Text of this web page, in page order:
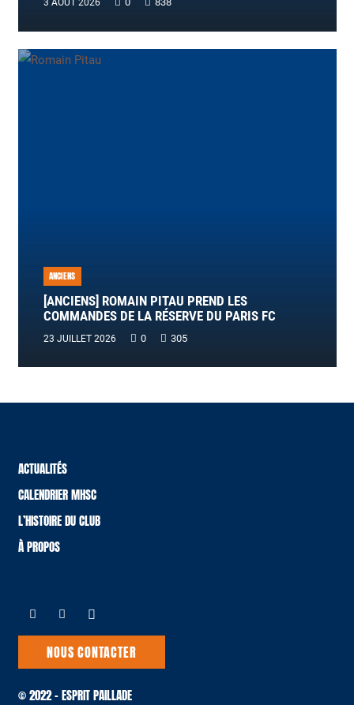
3 AOÛT 2026
ANCIENS
[ANCIENS] ROMAIN PITAU PREND LES
COMMANDES DE LA RÉSERVE DU PARIS FC
23 JUILLET 2026 0 305
ACTUALITÉS
CALENDRIER MHSC
L’HISTOIRE DU CLUB
À PROPOS
NOUS CONTACTER
© 2022 – ESPRIT PAILLADE